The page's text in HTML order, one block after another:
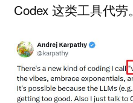
Codex 这类工具代劳。